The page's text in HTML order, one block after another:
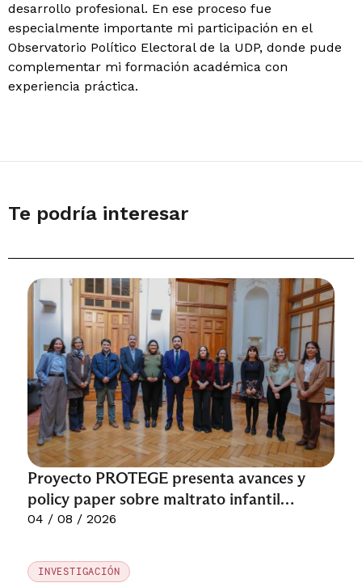
desarrollo profesional. En ese proceso fue
especialmente importante mi participación en el
Observatorio Político Electoral de la UDP, donde pude
complementar mi formación académica con
experiencia práctica.
Te podría interesar
Proyecto PROTEGE presenta avances y
policy paper sobre maltrato infantil
recurrente ante organismos públicos
04 / 08 / 2026
INVESTIGACIÓN